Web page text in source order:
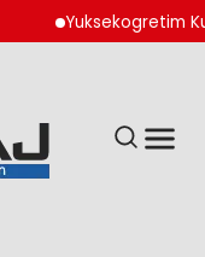
Yuksekogretim